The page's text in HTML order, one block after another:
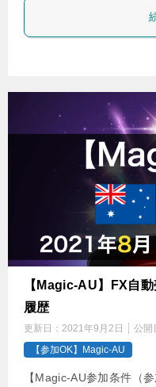
【Magic-AU】FX自
履歴
更新日： 2021年9月2日 公開
【参加OK】Magic-AU
【Magic-AU参加条件（